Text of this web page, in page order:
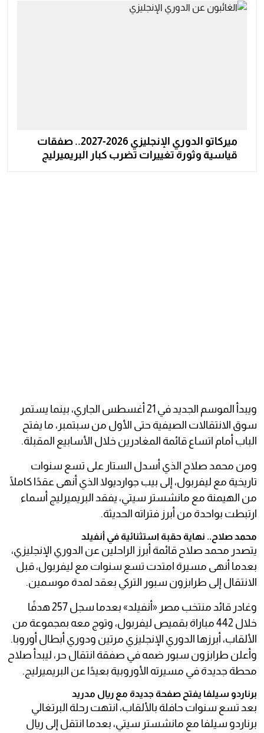
ميركاتو الدوري الإنجليزي 2026-2027.. صفقات
قياسية وثورة تغييرات تضرب كبار البريميرليج
ويبدأ الموسم الجديد في 21 أغسطس الجاري، بينما يستمر
سوق الانتقالات الصيفية حتى الأول من سبتمبر، ما يفتح
الباب أمام اتساع قائمة المغادرين خلال الأسابيع المقبلة.
ومن محمد صلاح الذي أسدل الستار على تسع سنوات
تاريخية مع ليفربول، إلى بيب جوارديولا الذي أنهى عقدًا كاملًا
من الهيمنة مع مانشستر سيتي، يفقد البريميرليج أسماء
ارتبطت بواحدة من أبرز فتراته الحديثة.
محمد صلاح.. نهاية حقبة استثنائية في أنفيلد
يتصدر محمد صلاح قائمة أبرز الراحلين عن الدوري الإنجليزي،
بعدما أنهى مسيرة امتدت تسع سنوات مع ليفربول، قبل
الانتقال إلى طرابزون سبور التركي بعقد لمدة موسمين.
وغادر قائد منتخب مصر «أنفيلد» بعدما سجل 257 هدفًا
خلال 442 مباراة بقميص ليفربول، وتوج معه بمجموعة من
الألقاب، أبرزها الدوري الإنجليزي مرتين ودوري أبطال أوروبا.
وأعلن طرابزون سبور ضمه في صفقة انتقال حر، ليبدأ صلاح
محطة جديدة في مسيرته الأوروبية بعيدًا عن البريميرليج.
برناردو سيلفا يفتح صفحة جديدة مع ريال مدريد
بعد تسع سنوات حافلة بالألقاب، انتهت رحلة البرتغالي
برناردو سيلفا مع مانشستر سيتي، بعدما انتقل إلى ريال